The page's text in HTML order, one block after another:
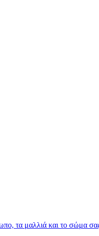
τα μαλλιά και το σώμα